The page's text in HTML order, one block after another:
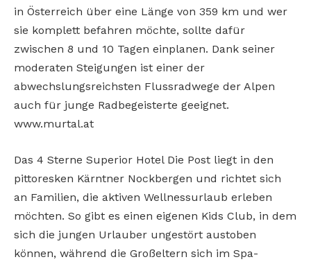
in Österreich über eine Länge von 359 km und wer
sie komplett befahren möchte, sollte dafür
zwischen 8 und 10 Tagen einplanen. Dank seiner
moderaten Steigungen ist einer der
abwechslungsreichsten Flussradwege der Alpen
auch für junge Radbegeisterte geeignet.
www.murtal.at
Das 4 Sterne Superior Hotel Die Post liegt in den
pittoresken Kärntner Nockbergen und richtet sich
an Familien, die aktiven Wellnessurlaub erleben
möchten. So gibt es einen eigenen Kids Club, in dem
sich die jungen Urlauber ungestört austoben
können, während die Großeltern sich im Spa-